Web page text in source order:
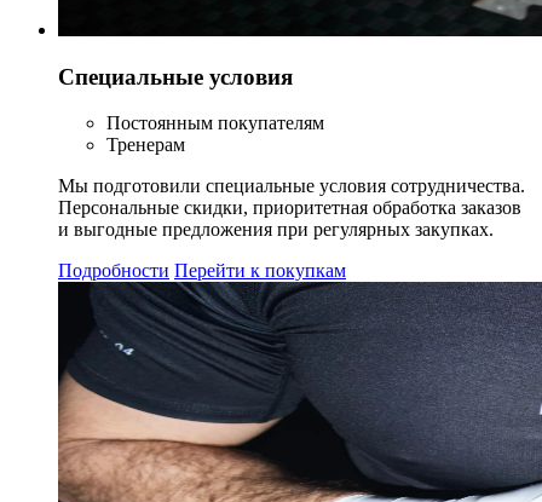
Специальные условия
Постоянным покупателям
Тренерам
Мы подготовили специальные условия сотрудничества.
Персональные скидки, приоритетная обработка заказов
и выгодные предложения при регулярных закупках.
Подробности Перейти к покупкам